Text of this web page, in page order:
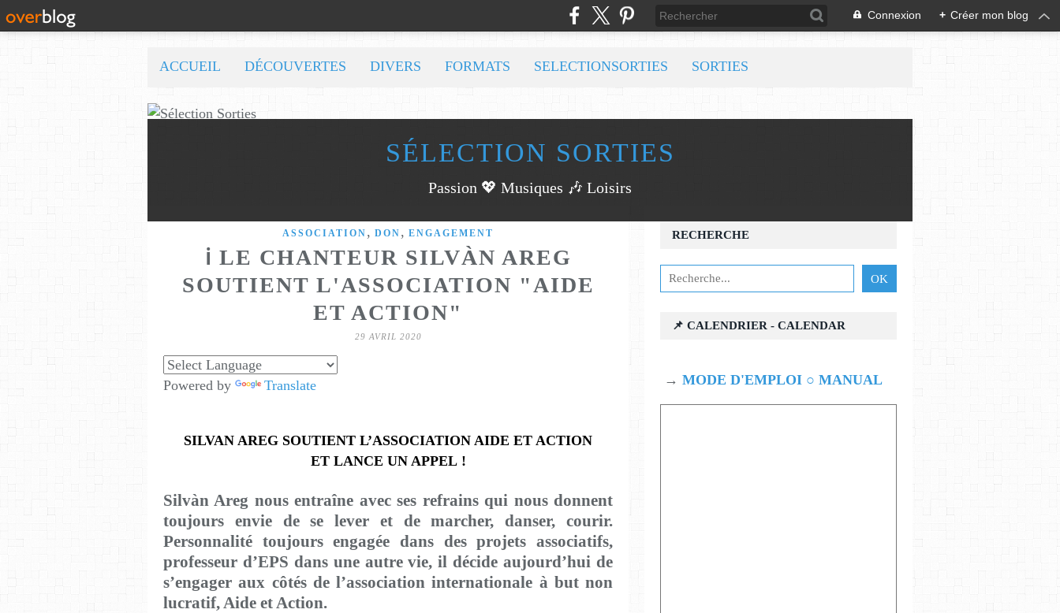
Connexion + Créer mon blog
SÉLECTION SORTIES
Passion 💖 Musiques 🎶 Loisirs
ACCUEIL DÉCOUVERTES DIVERS FORMATS SELECTIONSORTIES SORTIES
ASSOCIATION , DON , ENGAGEMENT
ℹ LE CHANTEUR SILVÀN AREG
SOUTIENT L'ASSOCIATION "AIDE
ET ACTION"
29 AVRIL 2020
Powered by Translate
SILVAN AREG SOUTIENT L’ASSOCIATION AIDE ET ACTION
ET LANCE UN APPEL !
Silvàn Areg nous entraîne avec ses refrains qui nous donnent
toujours envie de se lever et de marcher, danser, courir.
Personnalité toujours engagée dans des projets associatifs,
professeur d’EPS dans une autre vie, il décide aujourd’hui de
s’engager aux côtés de l’association internationale à but non
lucratif, Aide et Action.
RECHERCHE
📌 CALENDRIER - CALENDAR
→ MODE D'EMPLOI ○ MANUAL